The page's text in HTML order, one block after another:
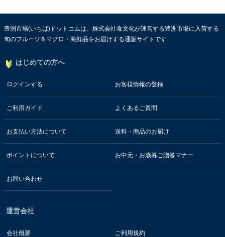
豊洲市場(いちば)ドットコムは、株式会社食文化が運営する豊洲市場に入荷する
旬のフルーツ＆マグロ・海鮮品をお届けする通販サイトです
はじめての方へ
ログインする お客様情報の登録
ご利用ガイド よくあるご質問
お支払い方法について 送料・商品のお届け
ポイントについて お中元・お歳暮ご贈答マナー
お問い合わせ
運営会社
会社概要 ご利用規約